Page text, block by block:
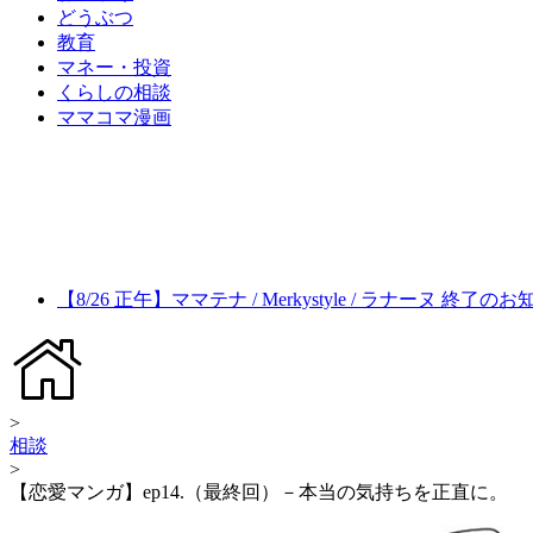
どうぶつ
教育
マネー・投資
くらしの相談
ママコマ漫画
【8/26 正午】ママテナ / Merkystyle / ラナーヌ 終了のお
>
相談
>
【恋愛マンガ】ep14.（最終回）－本当の気持ちを正直に。